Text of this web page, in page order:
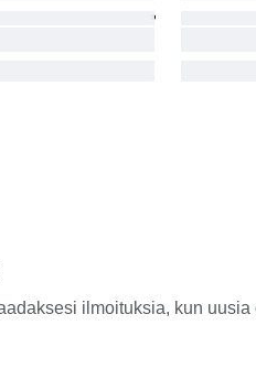
ilmoituksia, kun uusia